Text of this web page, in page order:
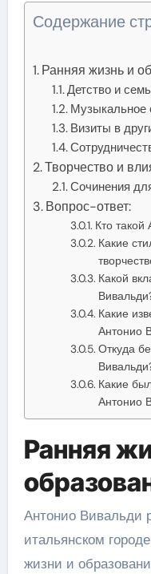
Содержание
Ранняя жизнь и
Детство и
Музыкальное
Визиты в
Творчество и
Сочинения
Вопрос-ответ:
Кто такой
Какие
Какой
Какие
Антонио
Откуда
Какие
Антонио
Ранняя
Антонио Вивальди
итальянском
жизни и